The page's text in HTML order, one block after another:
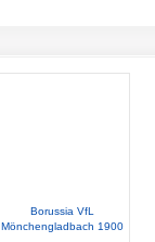
Borussia VfL
Mönchengladbach 1900